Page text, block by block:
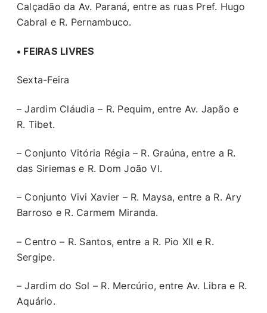
Calçadão da Av. Paraná, entre as ruas Pref. Hugo
Cabral e R. Pernambuco.
• FEIRAS LIVRES
Sexta-Feira
– Jardim Cláudia – R. Pequim, entre Av. Japão e
R. Tibet.
– Conjunto Vitória Régia – R. Graúna, entre a R.
das Siriemas e R. Dom João VI.
– Conjunto Vivi Xavier – R. Maysa, entre a R. Ary
Barroso e R. Carmem Miranda.
– Centro – R. Santos, entre a R. Pio XII e R.
Sergipe.
– Jardim do Sol – R. Mercúrio, entre Av. Libra e R.
Aquário.